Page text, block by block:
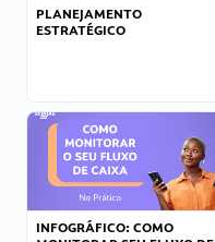
PLANEJAMENTO
ESTRATÉGICO
INFOGRÁFICO: COMO